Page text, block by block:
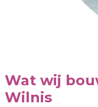
Wat wij
Wilnis